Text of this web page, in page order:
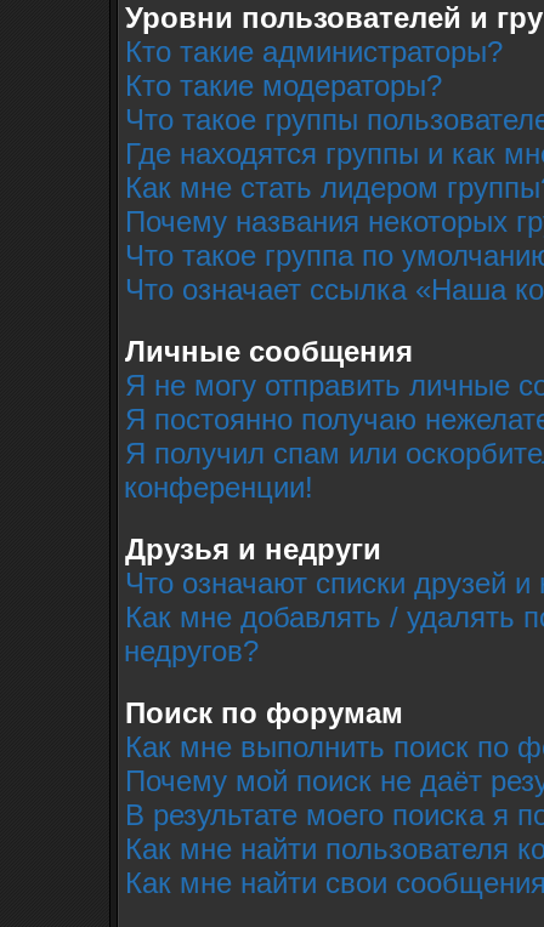
Уровни пользователей и
Кто такие администраторы?
Кто такие модераторы?
Что такое группы
Где находятся группы и как
Как мне стать лидером
Почему названия некоторых
Что такое группа по
Что означает ссылка «Наша
Личные сообщения
Я не могу отправить личные
Я постоянно получаю
Я получил спам или
конференции!
Друзья и недруги
Что означают списки друзей и
Как мне добавлять / удалять
недругов?
Поиск по форумам
Как мне выполнить поиск по
Почему мой поиск не даёт
В результате моего поиска я
Как мне найти пользователя
Как мне найти свои